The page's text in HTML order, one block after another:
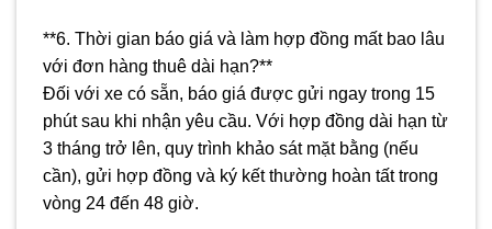
**6. Thời gian báo giá và làm hợp đồng mất bao lâu
với đơn hàng thuê dài hạn?**
Đối với xe có sẵn, báo giá được gửi ngay trong 15
phút sau khi nhận yêu cầu. Với hợp đồng dài hạn từ
3 tháng trở lên, quy trình khảo sát mặt bằng (nếu
cần), gửi hợp đồng và ký kết thường hoàn tất trong
vòng 24 đến 48 giờ.